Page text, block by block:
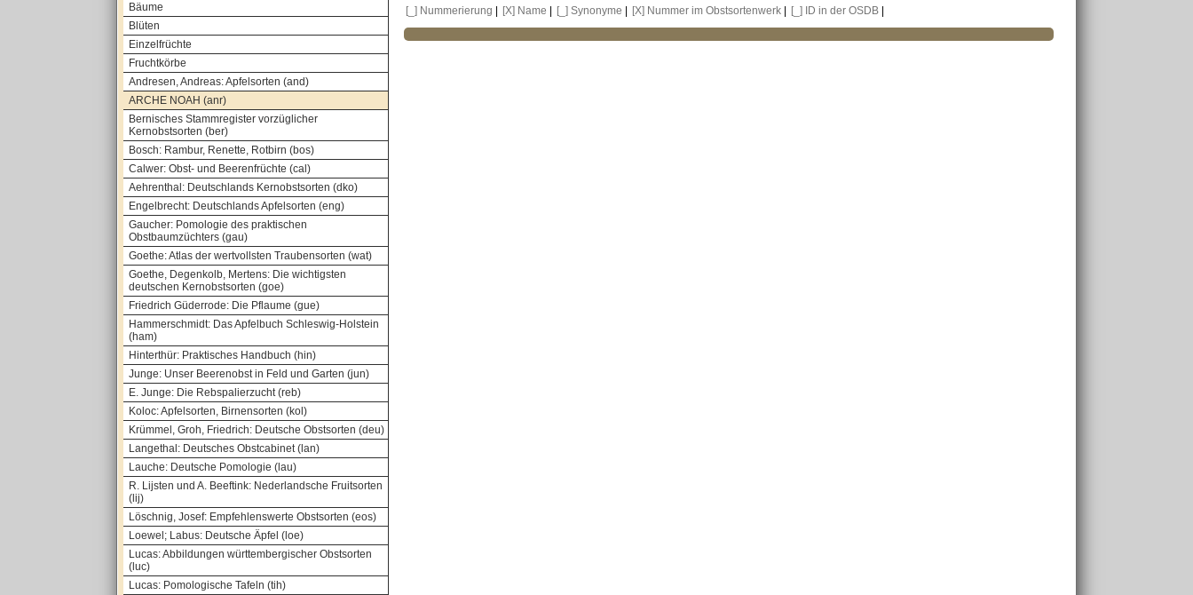
Bäume
Blüten
Einzelfrüchte
Fruchtkörbe
Andresen, Andreas: Apfelsorten (and)
ARCHE NOAH (anr)
Bernisches Stammregister vorzüglicher
Kernobstsorten (ber)
Bosch: Rambur, Renette, Rotbirn (bos)
Calwer: Obst- und Beerenfrüchte (cal)
Aehrenthal: Deutschlands Kernobstsorten (dko)
Engelbrecht: Deutschlands Apfelsorten (eng)
Gaucher: Pomologie des praktischen
Obstbaumzüchters (gau)
Goethe: Atlas der wertvollsten Traubensorten (wat)
Goethe, Degenkolb, Mertens: Die wichtigsten
deutschen Kernobstsorten (goe)
Friedrich Güderrode: Die Pflaume (gue)
Hammerschmidt: Das Apfelbuch Schleswig-Holstein
(ham)
Hinterthür: Praktisches Handbuch (hin)
Junge: Unser Beerenobst in Feld und Garten (jun)
E. Junge: Die Rebspalierzucht (reb)
Koloc: Apfelsorten, Birnensorten (kol)
Krümmel, Groh, Friedrich: Deutsche Obstsorten (deu)
Langethal: Deutsches Obstcabinet (lan)
Lauche: Deutsche Pomologie (lau)
R. Lijsten und A. Beeftink: Nederlandsche Fruitsorten
(lij)
Löschnig, Josef: Empfehlenswerte Obstsorten (eos)
Loewel; Labus: Deutsche Äpfel (loe)
Lucas: Abbildungen württembergischer Obstsorten
(luc)
Lucas: Pomologische Tafeln (tih)
[_] Nummerierung
[X] Name [_] Synonyme [X] Nummer im Obstsortenwerk [_] ID in der OSDB